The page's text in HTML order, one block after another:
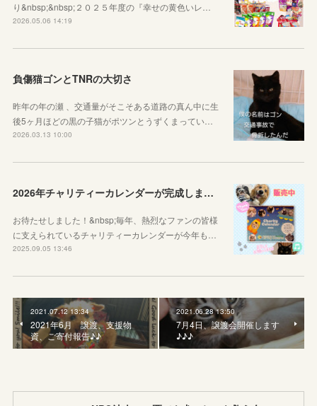
り&nbsp;&nbsp;２０２５年度の『幸せの黄色いレ…
2026.05.06 14:19
負傷猫ゴンとTNRの大切さ
昨年の年の瀬 、交通量がそこそある道路の真ん中に生
後5ヶ月ほどの黒の子猫がポツンとうずくまってい…
2026.03.13 10:00
2026年チャリティーカレンダーが完成しました！
お待たせしました！&nbsp;毎年、熱烈なファンの皆様
に支えられているチャリティーカレンダーが今年も…
2025.09.05 13:46
2021.07.12 13:34
2021年6月 譲渡、支援物
資、ご寄付報告♪♪
2021.06.28 13:50
7月4日、譲渡会開催します
♪♪♪